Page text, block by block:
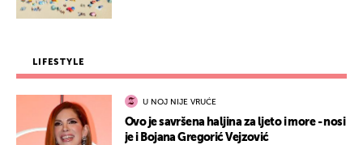
LIFESTYLE
U NOJ NIJE VRUĆE
Ovo je savršena haljina za ljeto i more - nosi
je i Bojana Gregorić Vejzović